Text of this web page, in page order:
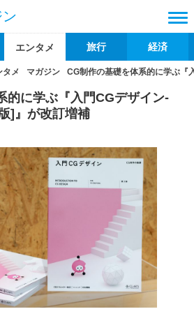
エンタメ 旅行 経済
タメ マガジン CG制作の基礎を体系的に学ぶ『
的に学ぶ『入門CGデザイン-
]』が改訂増補